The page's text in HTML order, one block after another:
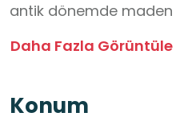
antik dönemde
kullanılmıştır.
taşı gibi kayaçlar
Daha Fazla Görüntüle
Konum